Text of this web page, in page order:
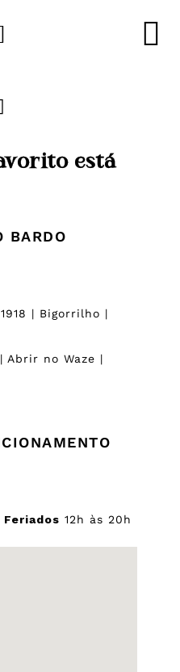
está
BARDO
| Bigorrilho |
| Abrir no Waze |
Feriados 12h às 20h